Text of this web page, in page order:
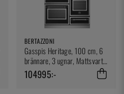
BERTAZZONI
Gasspis Heritage, 100 cm, 6
brännare, 3 ugnar, Mattsvart -
Bertazzoni
104995:-